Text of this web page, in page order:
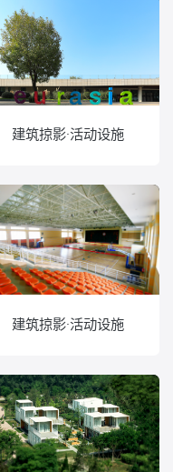
建筑掠影·活动设施
建筑掠影·活动设施